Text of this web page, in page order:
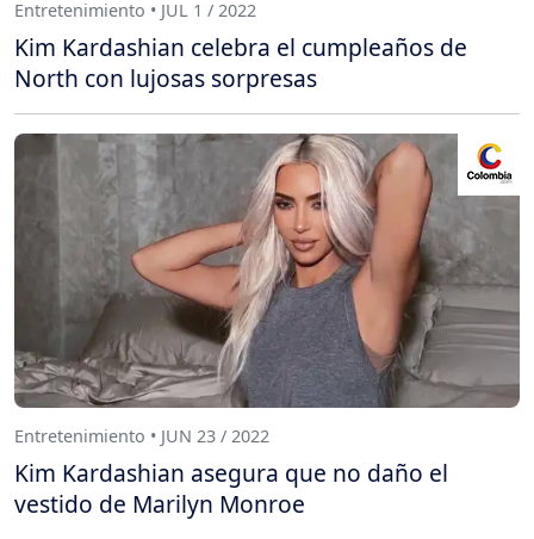
Entretenimiento • JUL 1 / 2022
Kim Kardashian celebra el cumpleaños de
North con lujosas sorpresas
Entretenimiento • JUN 23 / 2022
Kim Kardashian asegura que no daño el
vestido de Marilyn Monroe